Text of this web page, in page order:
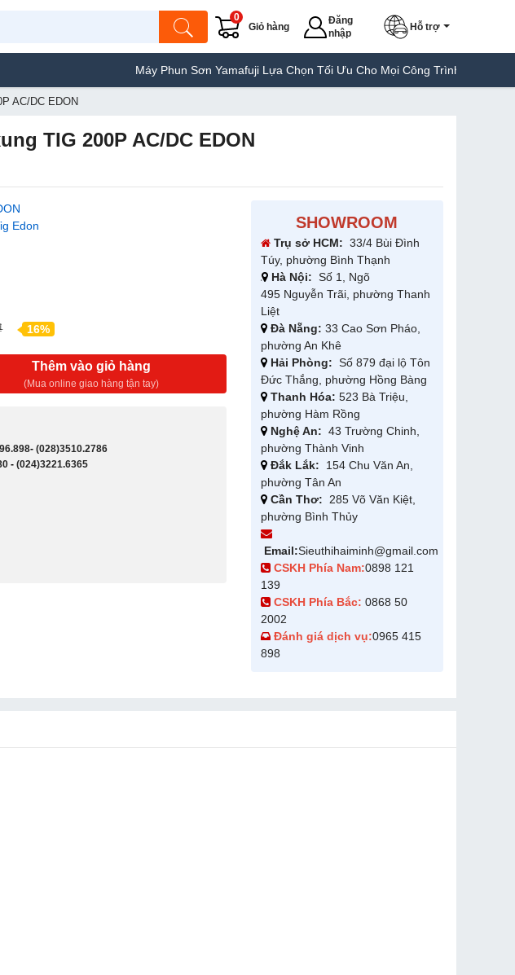
Giỏ hàng
0
Đăng
nhập
Hỗ trợ
Máy Phun Sơn Yamafuji Lựa Chọn Tối Ưu Cho Mọi Công Trình Máy Hàn Túi
AC/DC EDON
TIG 200P AC/DC EDON
Edon
16%
Thêm vào giỏ hàng
(Mua online giao hàng tận tay)
-(028)3510.2786
-(024)3221.6365
SHOWROOM
Trụ sở HCM: 33/4 Bùi Đình
Túy, phường Bình Thạnh
Hà Nội: Số 1, Ngõ
495 Nguyễn Trãi, phường Thanh
Liệt
Đà Nẵng: 33 Cao Sơn Pháo,
phường An Khê
Hải Phòng: Số 879 đại lộ Tôn
Đức Thắng, phường Hồng Bàng
Thanh Hóa: 523 Bà Triệu,
phường Hàm Rồng
Nghệ An: 43 Trường Chinh,
phường Thành Vinh
Đắk Lắk: 154 Chu Văn An,
phường Tân An
Cần Thơ: 285 Võ Văn Kiệt,
phường Bình Thủy
Email:Sieuthihaiminh@gmail.com
CSKH Phía Nam:0898 121
139
CSKH Phía Bắc: 0868 50
2002
Đánh giá dịch vụ:0965 415
898